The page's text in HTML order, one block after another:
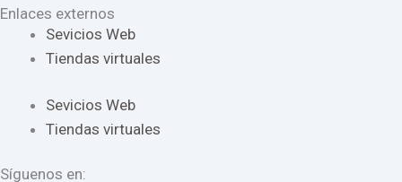
Enlaces externos
Sevicios Web
Tiendas virtuales
Sevicios Web
Tiendas virtuales
Síguenos en: